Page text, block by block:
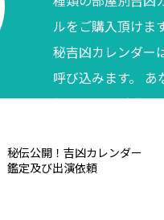
ルをご購入頂けま
秘吉凶カレンダー
呼び込みます。
調べてからご購入
秘伝公開！吉凶カレンダー
鑑定及び出演依頼